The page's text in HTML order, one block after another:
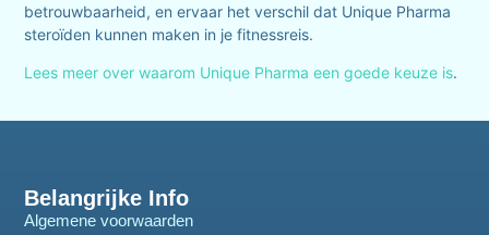
betrouwbaarheid, en ervaar het verschil dat Unique Pharma
steroïden kunnen maken in je fitnessreis.
Lees meer over waarom Unique Pharma een goede keuze is.
Belangrijke Info
Algemene voorwaarden